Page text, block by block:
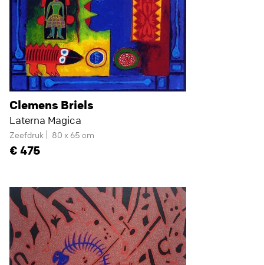
Clemens Briels
Laterna Magica
Zeefdruk 80 x 65 cm
475